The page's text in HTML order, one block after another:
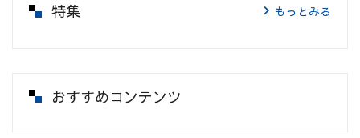
特集 もっとみる
おすすめコンテンツ